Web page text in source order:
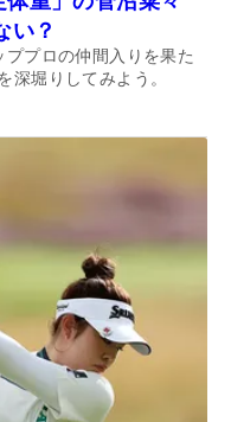
い？
プロの仲間入りを果た
深堀りしてみよう。